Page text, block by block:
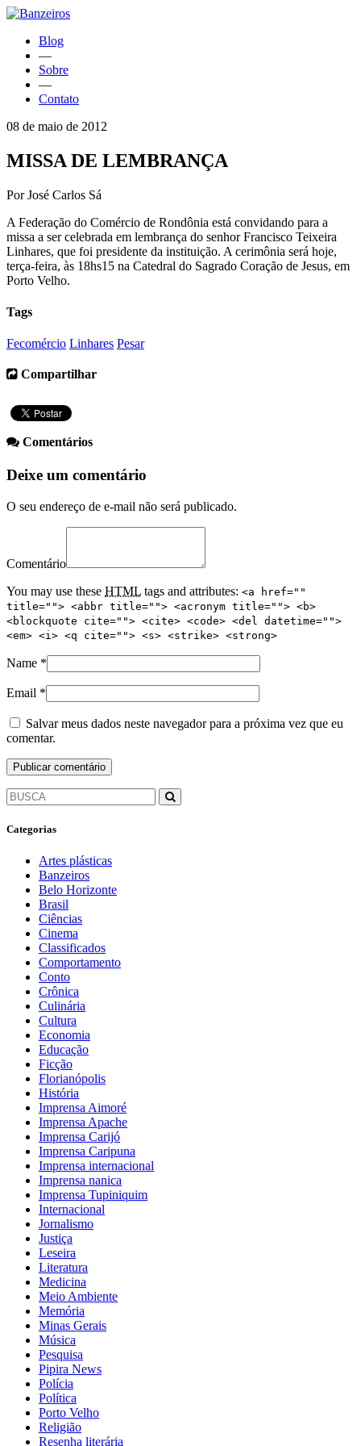
Blog
—
Sobre
—
Contato
08 de maio de 2012
MISSA DE LEMBRANÇA
Por José Carlos Sá
A Federação do Comércio de Rondônia está convidando para a
missa a ser celebrada em lembrança do senhor Francisco Teixeira
Linhares, que foi presidente da instituição. A cerimônia será hoje,
terça-feira, às 18hs15 na Catedral do Sagrado Coração de Jesus, em
Porto Velho.
Tags
Fecomércio Linhares Pesar
Compartilhar
Comentários
Deixe um comentário
O seu endereço de e-mail não será publicado.
Comentário
You may use these HTML tags and attributes: <a href=""
title=""> <abbr title=""> <acronym title=""> <b>
<blockquote cite=""> <cite> <code> <del datetime="">
<em> <i> <q cite=""> <s> <strike> <strong>
Name *
Email *
Salvar meus dados neste navegador para a próxima vez que eu
comentar.
Categorias
Artes plásticas
Banzeiros
Belo Horizonte
Brasil
Ciências
Cinema
Classificados
Comportamento
Conto
Crônica
Culinária
Cultura
Economia
Educação
Ficção
Florianópolis
História
Imprensa Aimoré
Imprensa Apache
Imprensa Carijó
Imprensa Caripuna
Imprensa internacional
Imprensa nanica
Imprensa Tupiniquim
Internacional
Jornalismo
Justiça
Leseira
Literatura
Medicina
Meio Ambiente
Memória
Minas Gerais
Música
Pesquisa
Pipira News
Polícia
Política
Porto Velho
Religião
Resenha literária